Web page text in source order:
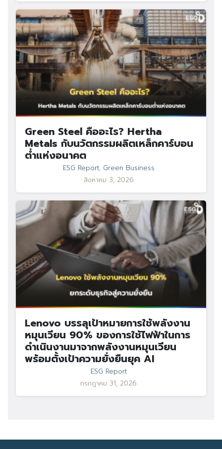
Green Steel คืออะไร? Hertha
Metals กับนวัตกรรมผลิตเหล็กคาร์บอน
ต่ำแห่งอนาคต
ESG Report, Green Business
สิงหาคม 3, 2026
Lenovo บรรลุเป้าหมายการใช้พลังงาน
หมุนเวียน 90% ของการใช้ไฟฟ้าในการ
ดำเนินงานมาจากพลังงานหมุนเวียน
พร้อมตั้งเป้าความยั่งยืนยุค AI
ESG Report
กรกฎาคม 31, 2026